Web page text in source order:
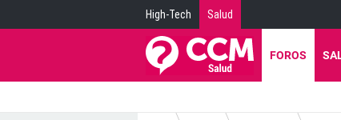
High-Tech Salud
FOROS